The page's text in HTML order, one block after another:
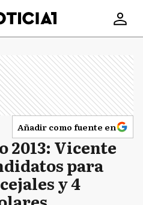
Añadir como fuente en
2013: Vicente
para
y 4